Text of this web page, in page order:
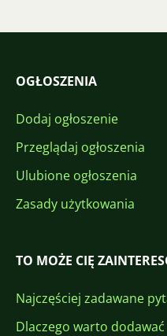
OGŁOSZENIA
Dodaj ogłoszenie
Przeglądaj ogłoszenia
Ulubione ogłoszenia
Zasady użytkowania
TO MOŻE CIĘ
Najczęściej zadawane
Dlaczego warto dodawać